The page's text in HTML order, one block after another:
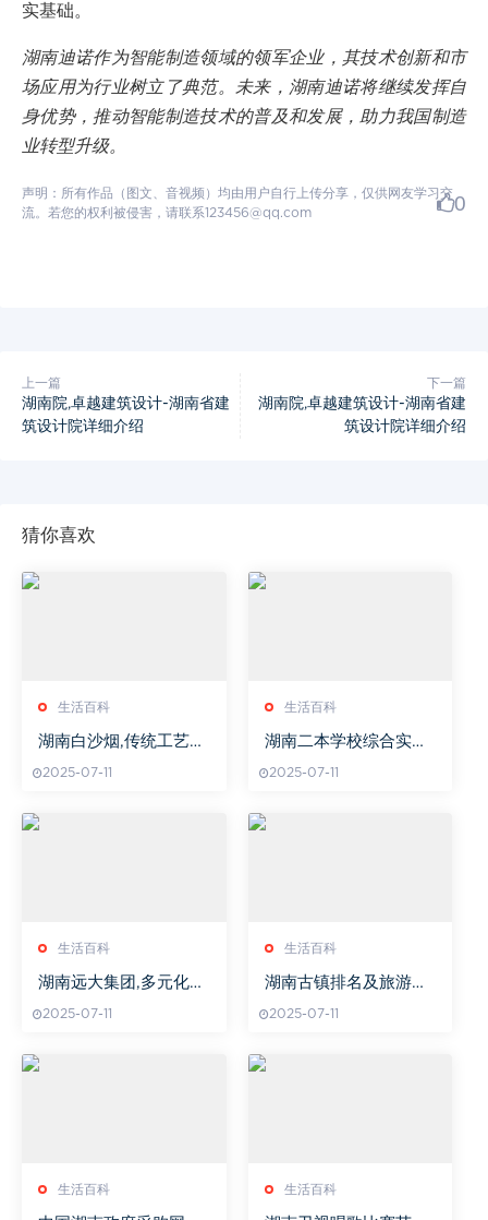
实基础。
湖南迪诺作为智能制造领域的领军企业，其技术创新和市
场应用为行业树立了典范。未来，湖南迪诺将继续发挥自
身优势，推动智能制造技术的普及和发展，助力我国制造
业转型升级。
声明：所有作品（图文、音视频）均由用户自行上传分享，仅供网友学习交
流。若您的权利被侵害，请联系123456@qq.com
0
上一篇
湖南院,卓越建筑设计-湖南省建
筑设计院详细介绍
下一篇
湖南院,卓越建筑设计-湖南省建
筑设计院详细介绍
猜你喜欢
生活百科
湖南白沙烟,传统工艺与
牌深度解析
2025-07-11
生活百科
湖南二本学校综合实力
量与就业前景分析
2025-07-11
生活百科
湖南远大集团,多元化企
创新成就解读
2025-07-11
生活百科
湖南古镇排名及旅游攻
2025-07-11
生活百科 生活百科